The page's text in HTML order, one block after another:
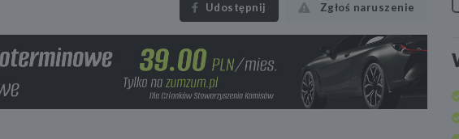
Udostępnij Zgłoś naruszenie